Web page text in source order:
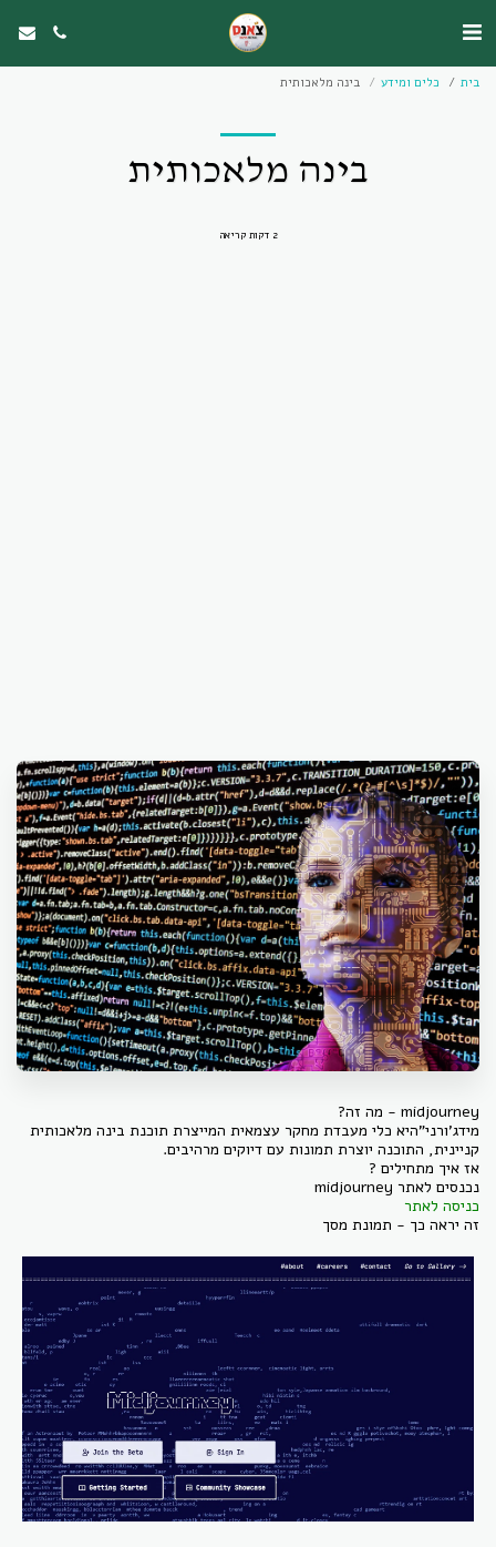
בית כלים ומידע בינה מלאכותית
בינה מלאכותית
2 דקות קריאה
midjourney - מה זה?
מידג'ורני"היא כלי מעבדת מחקר עצמאית המייצרת תוכנת בינה מלאכותית
קניינית, התוכנה יוצרת תמונות עם דיוקים מרהיבים.
אז איך מתחילים ?
נכנסים לאתר midjourney
כניסה לאתר
זה יראה כך - תמונת מסך